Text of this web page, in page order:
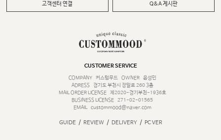
고객센터 연결 Q&A 게시판
CUSTOMER SERVICE
COMPANY
커스텀무드 OWNER
윤성민
ADRESS
경기도 부천시 장말로 260 3층
MAIL ORDER LICENSE
제2020-경기부천-1936호
BUSINESS LICENSE 271-02-01565
EMAIL
custommood@naver.com
GUIDE / REVIEW / DELIVERY / PC VER